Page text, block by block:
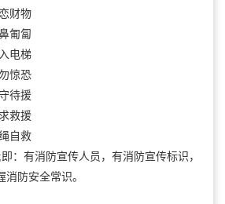
财物
匍匐
电梯
惊恐
待援
救援
自救
：有消防宣传人员，有消防宣传标识，
防安全常识。